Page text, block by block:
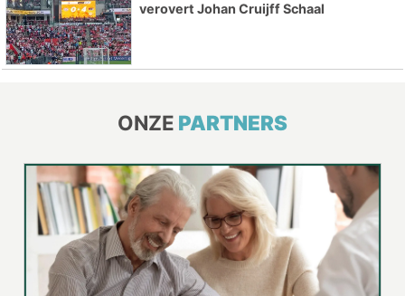
verovert Johan Cruijff Schaal
ONZE PARTNERS